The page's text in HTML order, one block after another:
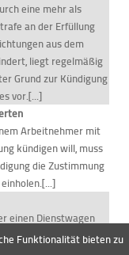
eine mehr als
an der Erfüllung
aus dem
liegt regelmäßig
Grund zur Kündigung
vor.[...]
Arbeitnehmer mit
kündigen will, muss
die Zustimmung
einen Dienstwagen
so liegt darin
Funktionalität bieten zu